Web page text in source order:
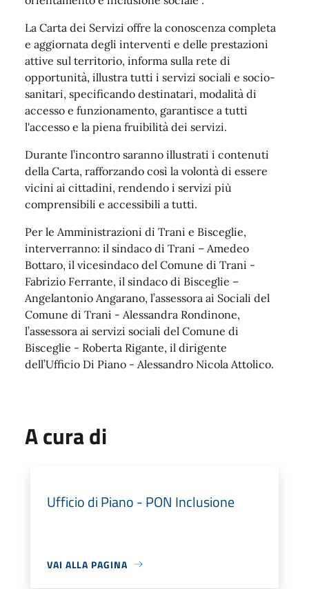
La Carta dei Servizi offre la conoscenza completa
e aggiornata degli interventi e delle prestazioni
attive sul territorio, informa sulla rete di
opportunità, illustra tutti i servizi sociali e socio-
sanitari, specificando destinatari, modalità di
accesso e funzionamento, garantisce a tutti
l'accesso e la piena fruibilità dei servizi.
Durante l’incontro saranno illustrati i contenuti
della Carta, rafforzando così la volontà di essere
vicini ai cittadini, rendendo i servizi più
comprensibili e accessibili a tutti.
Per le Amministrazioni di Trani e Bisceglie,
interverranno: il sindaco di Trani – Amedeo
Bottaro, il vicesindaco del Comune di Trani -
Fabrizio Ferrante, il sindaco di Bisceglie –
Angelantonio Angarano, l’assessora ai Sociali del
Comune di Trani - Alessandra Rondinone,
l’assessora ai servizi sociali del Comune di
Bisceglie - Roberta Rigante, il dirigente
dell’Ufficio Di Piano - Alessandro Nicola Attolico.
A cura di
Ufficio di Piano - PON Inclusione
VAI ALLA PAGINA